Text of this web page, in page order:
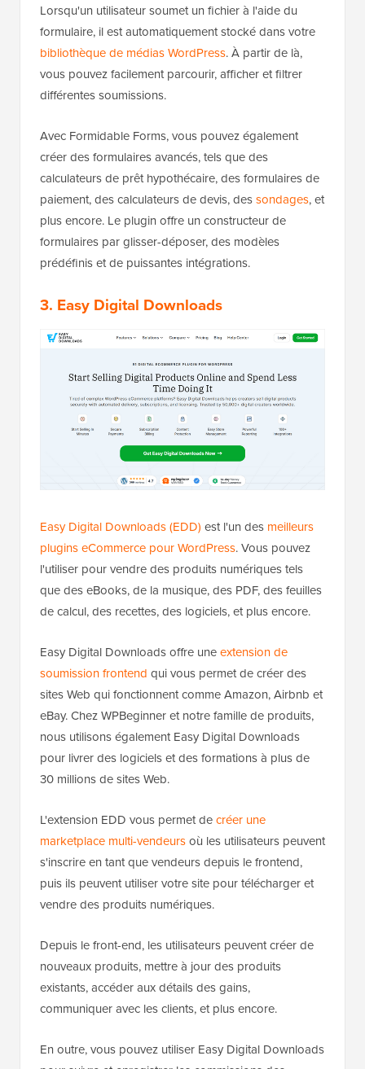
Lorsqu'un utilisateur soumet un fichier à l'aide du
formulaire, il est automatiquement stocké dans votre
bibliothèque de médias WordPress. À partir de là,
vous pouvez facilement parcourir, afficher et filtrer
différentes soumissions.
Avec Formidable Forms, vous pouvez également
créer des formulaires avancés, tels que des
calculateurs de prêt hypothécaire, des formulaires de
paiement, des calculateurs de devis, dessondages, et
plus encore. Le plugin offre un constructeur de
formulaires par glisser-déposer, des modèles
prédéfinis et de puissantes intégrations.
3. Easy Digital Downloads
Easy Digital Downloads (EDD) est l'un des meilleurs
plugins eCommerce pour WordPress. Vous pouvez
l'utiliser pour vendre des produits numériques tels
que des eBooks, de la musique, des PDF, des feuilles
de calcul, des recettes, des logiciels, et plus encore.
Easy Digital Downloads offre uneextension de
soumission frontend qui vous permet de créer des
sites Web qui fonctionnent comme Amazon, Airbnb et
eBay. Chez WPBeginner et notre famille de produits,
nous utilisons également Easy Digital Downloads
pour livrer des logiciels et des formations à plus de
30 millions de sites Web.
L'extension EDD vous permet decréer une
marketplace multi-vendeursoù les utilisateurs peuvent
s'inscrire en tant que vendeurs depuis le frontend,
puis ils peuvent utiliser votre site pour télécharger et
vendre des produits numériques.
Depuis le front-end, les utilisateurs peuvent créer de
nouveaux produits, mettre à jour des produits
existants, accéder aux détails des gains,
communiquer avec les clients, et plus encore.
En outre, vous pouvez utiliser Easy Digital Downloads